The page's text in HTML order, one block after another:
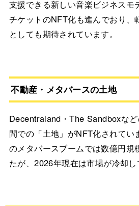
支援できる新しい音楽ビジネスモ
チケットのNFT化も進んでおり、
としても期待されています。
不動産・メタバースの土地
Decentraland・The Sandboxな
間での「土地」がNFT化されてい
のメタバースブームでは数億円規
たが、2026年現在は市場が冷却し